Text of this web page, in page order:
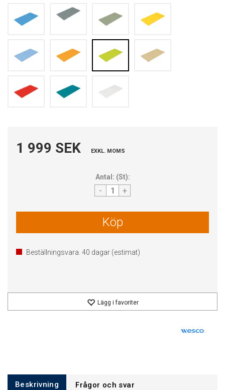
1 999 SEK EXKL. MOMS
Antal: (St):
- +
Köp
Beställningsvara. 40 dagar (estimat)
Lägg i favoriter
Beskrivning Frågor och svar